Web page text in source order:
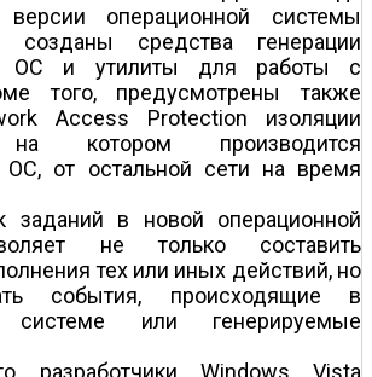
версии операционной системы
средства генерации
ОС и утилиты для работы с
того, предусмотрены также
Access Protection изоляции
на котором производится
ОС, от остальной сети на время
заданий в новой операционной
не только составить
тех или иных действий, но
события, происходящие в
системе или генерируемые